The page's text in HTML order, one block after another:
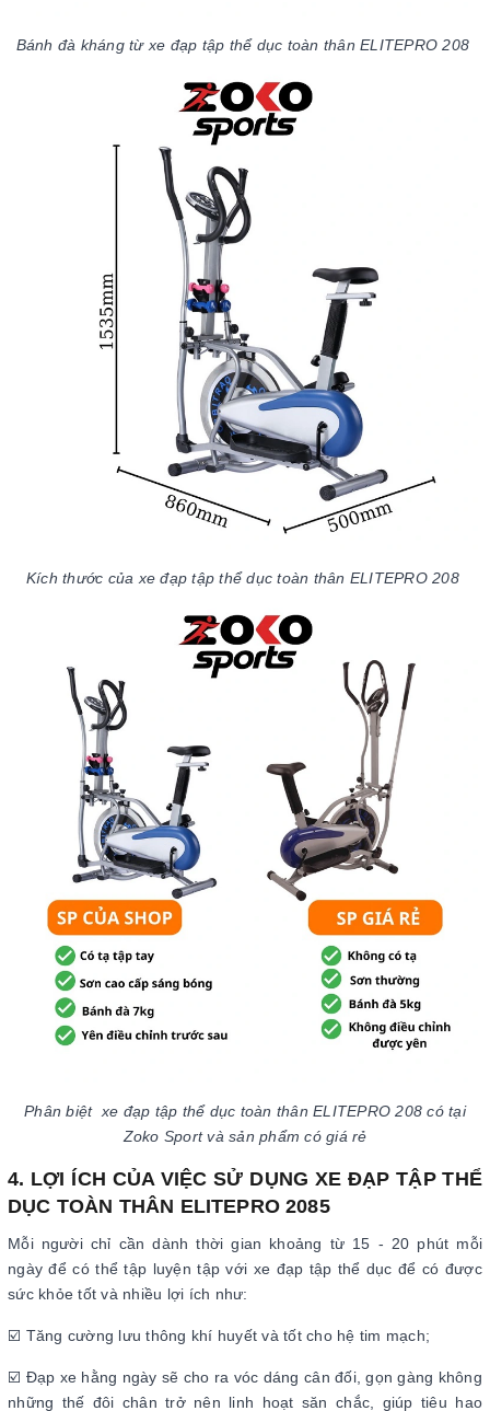
Bánh đà kháng từ xe đạp tập thể dục toàn thân ELITEPRO 208
Kích thước của xe đạp tập thể dục toàn thân ELITEPRO 208
Phân biệt xe đạp tập thể dục toàn thân ELITEPRO 208 có tại
Zoko Sport và sản phẩm có giá rẻ
4. LỢI ÍCH CỦA VIỆC SỬ DỤNG XE ĐẠP TẬP THỂ
DỤC TOÀN THÂN ELITEPRO 2085
Mỗi người chỉ cần dành thời gian khoảng từ 15 - 20 phút mỗi
ngày để có thể tập luyện tập với xe đạp tập thể dục để có được
sức khỏe tốt và nhiều lợi ích như:
☑️ Tăng cường lưu thông khí huyết và tốt cho hệ tim mạch;
☑️ Đạp xe hằng ngày sẽ cho ra vóc dáng cân đối, gọn gàng không
những thế đôi chân trở nên linh hoạt săn chắc, giúp tiêu hao